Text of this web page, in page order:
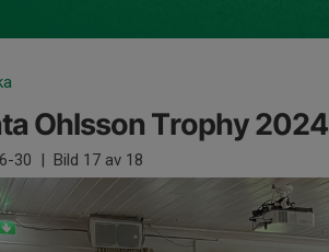
Ohlsson Trophy 2024
30 | Bild 17 av 18